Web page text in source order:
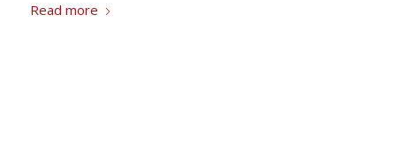
Read more